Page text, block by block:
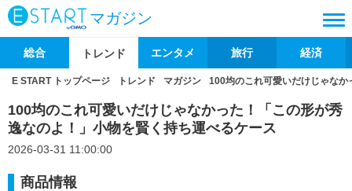
マガジン
総合 トレンド エンタメ 旅行 経済
E START トップページ トレンド マガジン 100均のこれ可愛いだけじゃな
100均のこれ可愛いだけじゃなかった！「この形が秀
逸なのよ！」小物を賢く持ち運べるケース
2026-03-31 11:00:00
商品情報